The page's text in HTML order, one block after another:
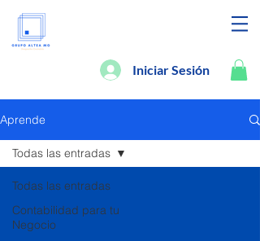
Iniciar Sesión
Aprende
Todas las entradas
Contabilidad para tu
Negocio
Todas las entradas